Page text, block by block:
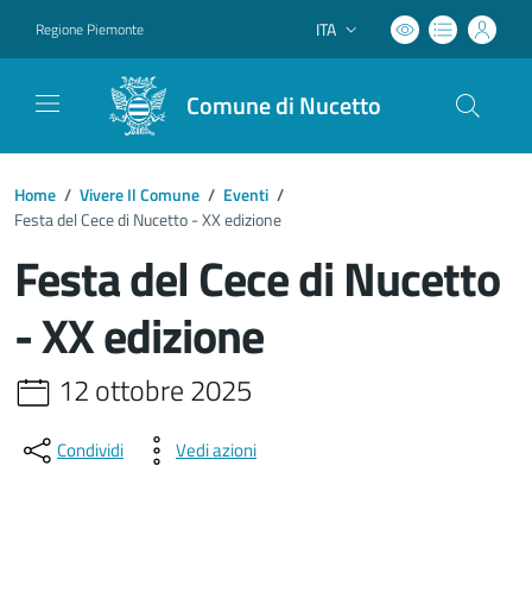
Regione Piemonte Lingua attiva:
ITA
Comune di Nucetto
Home / Vivere Il Comune / Eventi /
Festa del Cece di Nucetto - XX edizione
Festa del Cece di Nucetto
- XX edizione
12 ottobre 2025
Condividi Vedi azioni